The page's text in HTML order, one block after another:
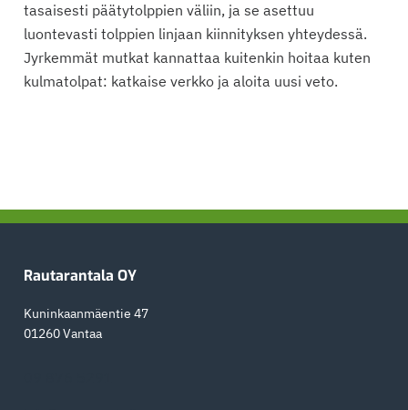
tasaisesti päätytolppien väliin, ja se asettuu
luontevasti tolppien linjaan kiinnityksen yhteydessä.
Jyrkemmät mutkat kannattaa kuitenkin hoitaa kuten
kulmatolpat: katkaise verkko ja aloita uusi veto.
Footer
Rautarantala OY
Kuninkaanmäentie 47
01260 Vantaa